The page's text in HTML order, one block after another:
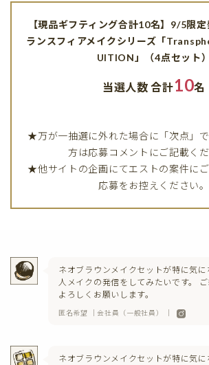
【現品ギフティング合計10名】9/5限
ランスフィアメイクシリーズ「
UITION」（4点セット）
当選人数 合計10名
★万が一抽選に外れた場合に「次点」
方は応募コメントにご記載くだ
★他サイトの企画にてエストの案件に
応募をお控えください。
ネオブラウンメイクセットが特に気
人メイクの発信をしてみたいです。 ご
よろしくお願いします。
匿名希望 ｜会社員（一般社員） ｜
ネオブラウンメイクセットが特に気